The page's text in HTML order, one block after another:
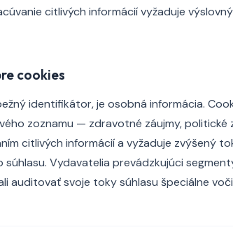
citlivých informácií vyžaduje
cookies
identifikátor, je osobná informácia.
zoznamu — zdravotné záujmy, politické
citlivých informácií a vyžaduje zvýšený
súhlasu. Vydavatelia prevádzkujúci
auditovať svoje toky súhlasu špeciálne